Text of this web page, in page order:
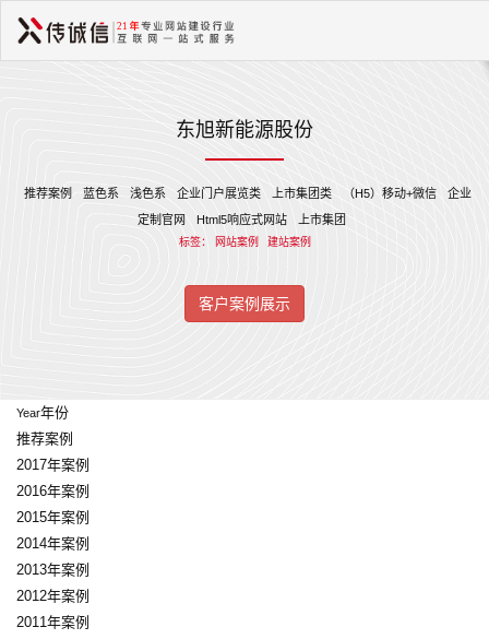
东旭新能源股份
推荐案例 蓝色系 浅色系 企业门户展览类 上市集团类 （H5）移动+微信
企业
定制官网
Html5响应式网站 上市集团
标签： 网站案例 建站案例
客户案例展示
Year年份
推荐案例
2017年案例
2016年案例
2015年案例
2014年案例
2013年案例
2012年案例
2011年案例